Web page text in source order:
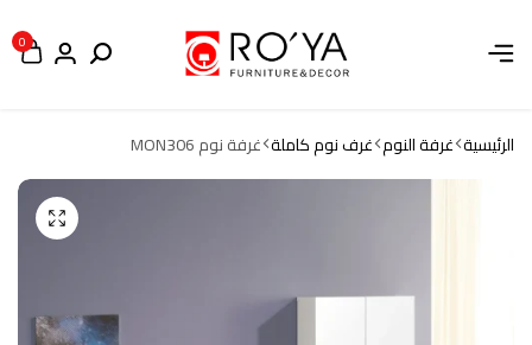
0
الرئيسية غرفة النوم غرف نوم كاملة غرفة نوم MON306